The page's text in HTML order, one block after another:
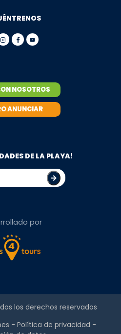
NOSOTROS
ANUNCIAR
DE LA PLAYA!
por
los derechos reservados
- Política de privacidad -